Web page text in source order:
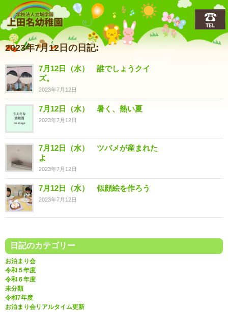
上田名(うえだな)幼稚園
2023年7月12日の日記:
7月12日（水） 誰でしょうクイ
ズ。
2023年7月12日
7月12日（水） 暑く、熱い夏
2023年7月12日
7月12日（水） ツバメが産まれた
よ
2023年7月12日
7月12日（水） 似顔絵を作ろう
2023年7月12日
日記のカテゴリー
お泊まり会
令和５年度
令和６年度
未分類
令和7年度
お泊まり会リアルタイム更新